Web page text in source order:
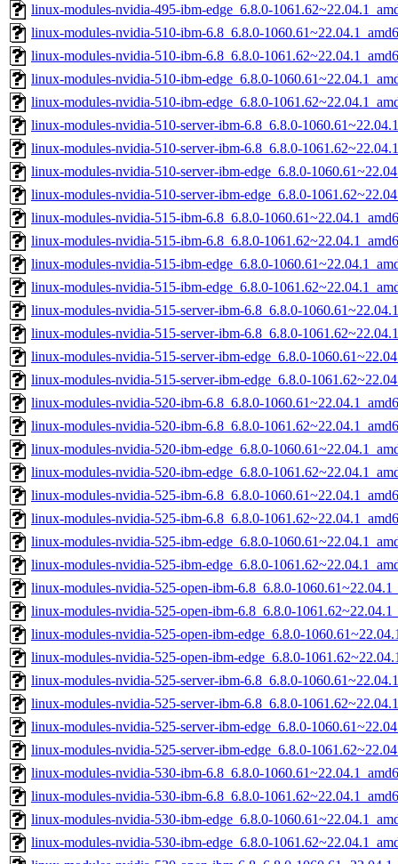
linux-modules-nvidia-495-ibm-edge_6.8.0-
linux-modules-nvidia-510-ibm-6.8_6.8.0-
linux-modules-nvidia-510-ibm-6.8_6.8.0-
linux-modules-nvidia-510-ibm-edge_6.8.0-
linux-modules-nvidia-510-ibm-edge_6.8.0-
linux-modules-nvidia-510-server-ibm-6.8_6.8.0-
linux-modules-nvidia-510-server-ibm-6.8_6.8.0-
linux-modules-nvidia-510-server-ibm-edge_6.8.0-
linux-modules-nvidia-510-server-ibm-edge_6.8.0-
linux-modules-nvidia-515-ibm-6.8_6.8.0-
linux-modules-nvidia-515-ibm-6.8_6.8.0-
linux-modules-nvidia-515-ibm-edge_6.8.0-
linux-modules-nvidia-515-ibm-edge_6.8.0-
linux-modules-nvidia-515-server-ibm-6.8_6.8.0-
linux-modules-nvidia-515-server-ibm-6.8_6.8.0-
linux-modules-nvidia-515-server-ibm-edge_6.8.0-
linux-modules-nvidia-515-server-ibm-edge_6.8.0-
linux-modules-nvidia-520-ibm-6.8_6.8.0-
linux-modules-nvidia-520-ibm-6.8_6.8.0-
linux-modules-nvidia-520-ibm-edge_6.8.0-
linux-modules-nvidia-520-ibm-edge_6.8.0-
linux-modules-nvidia-525-ibm-6.8_6.8.0-
linux-modules-nvidia-525-ibm-6.8_6.8.0-
linux-modules-nvidia-525-ibm-edge_6.8.0-
linux-modules-nvidia-525-ibm-edge_6.8.0-
linux-modules-nvidia-525-open-ibm-6.8_6.8.0-
linux-modules-nvidia-525-open-ibm-6.8_6.8.0-
linux-modules-nvidia-525-open-ibm-edge_6.8.0-
linux-modules-nvidia-525-open-ibm-edge_6.8.0-
linux-modules-nvidia-525-server-ibm-6.8_6.8.0-
linux-modules-nvidia-525-server-ibm-6.8_6.8.0-
linux-modules-nvidia-525-server-ibm-edge_6.8.0-
linux-modules-nvidia-525-server-ibm-edge_6.8.0-
linux-modules-nvidia-530-ibm-6.8_6.8.0-
linux-modules-nvidia-530-ibm-6.8_6.8.0-
linux-modules-nvidia-530-ibm-edge_6.8.0-
linux-modules-nvidia-530-ibm-edge_6.8.0-